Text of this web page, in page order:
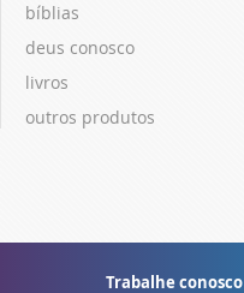
bíblias
deus conosco
livros
outros produtos
Trabalhe conosco